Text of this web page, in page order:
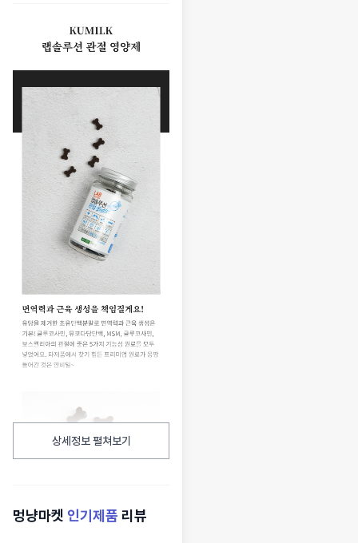
상세정보 펼쳐보기
멍냥마켓 인기제품 리뷰